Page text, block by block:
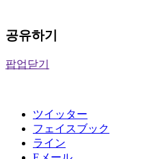
공유하기
팝업닫기
ツイッター
フェイスブック
ライン